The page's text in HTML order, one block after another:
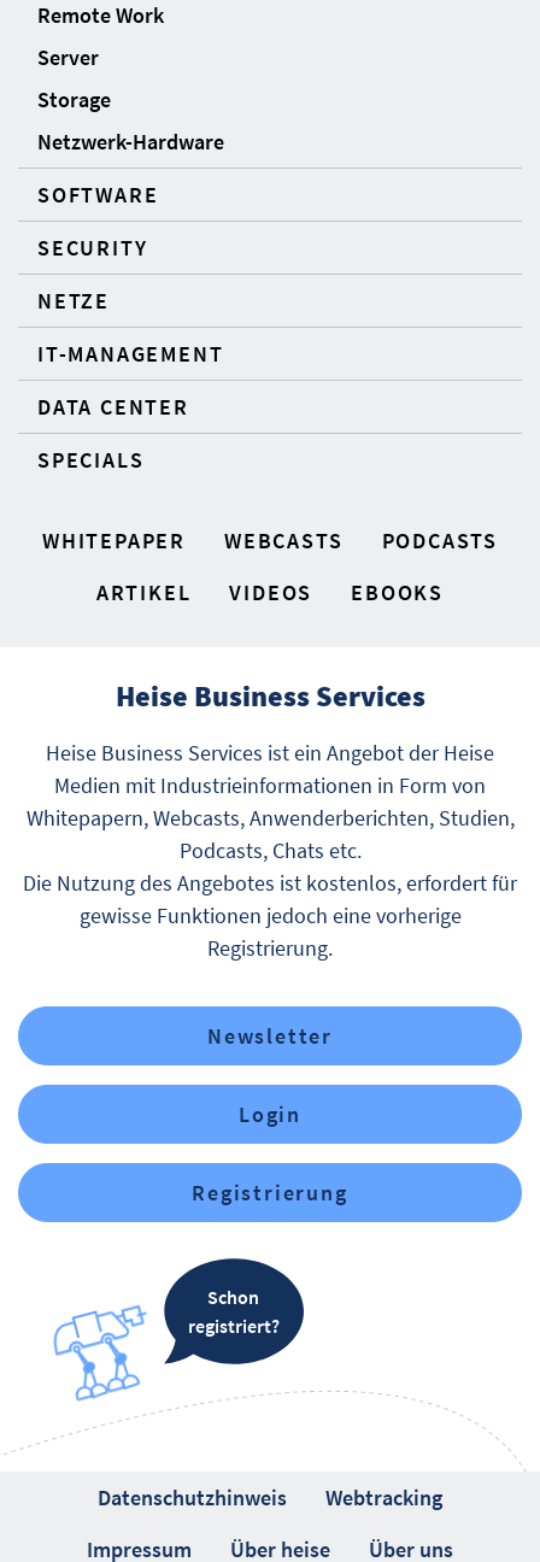
Remote Work
Server
Storage
Netzwerk-Hardware
SOFTWARE
SECURITY
NETZE
IT-MANAGEMENT
DATA CENTER
SPECIALS
WHITEPAPER WEBCASTS
PODCASTS
ARTIKEL
VIDEOS EBOOKS
Heise Business Services
Heise Business Services ist ein Angebot der Heise
Medien mit Industrieinformationen in Form von
Whitepapern, Webcasts, Anwenderberichten, Studien,
Podcasts, Chats etc.
Die Nutzung des Angebotes ist kostenlos, erfordert für
gewisse Funktionen jedoch eine vorherige
Registrierung.
Newsletter
Login
Registrierung
Schon
registriert?
Datenschutzhinweis
Webtracking
Impressum
Über heise Über uns